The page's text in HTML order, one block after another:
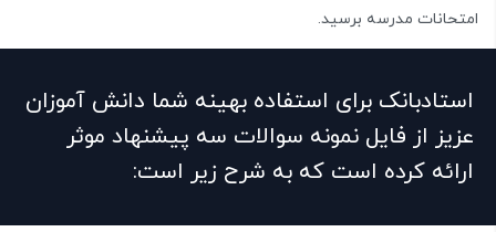
امتحانات مدرسه برسید.
استادبانک برای استفاده بهینه شما دانش آموزان
عزیز از فایل نمونه سوالات سه پیشنهاد موثر
ارائه کرده است که به شرح زیر است: